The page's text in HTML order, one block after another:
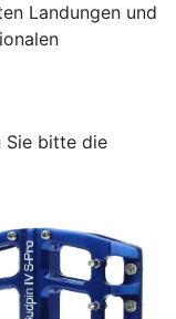
Landungen und
Sie bitte die